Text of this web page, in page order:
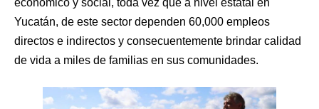
económico y social, toda vez que a nivel estatal en
Yucatán, de este sector dependen 60,000 empleos
directos e indirectos y consecuentemente brindar calidad
de vida a miles de familias en sus comunidades.